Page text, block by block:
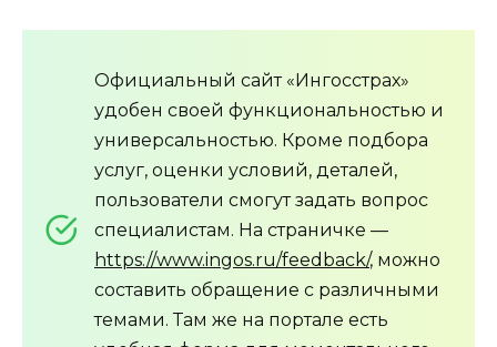
Официальный сайт «Ингосстрах»
удобен своей функциональностью и
универсальностью. Кроме подбора
услуг, оценки условий, деталей,
пользователи смогут задать вопрос
специалистам. На страничке —
https://www.ingos.ru/feedback/, можно
составить обращение с различными
темами. Там же на портале есть